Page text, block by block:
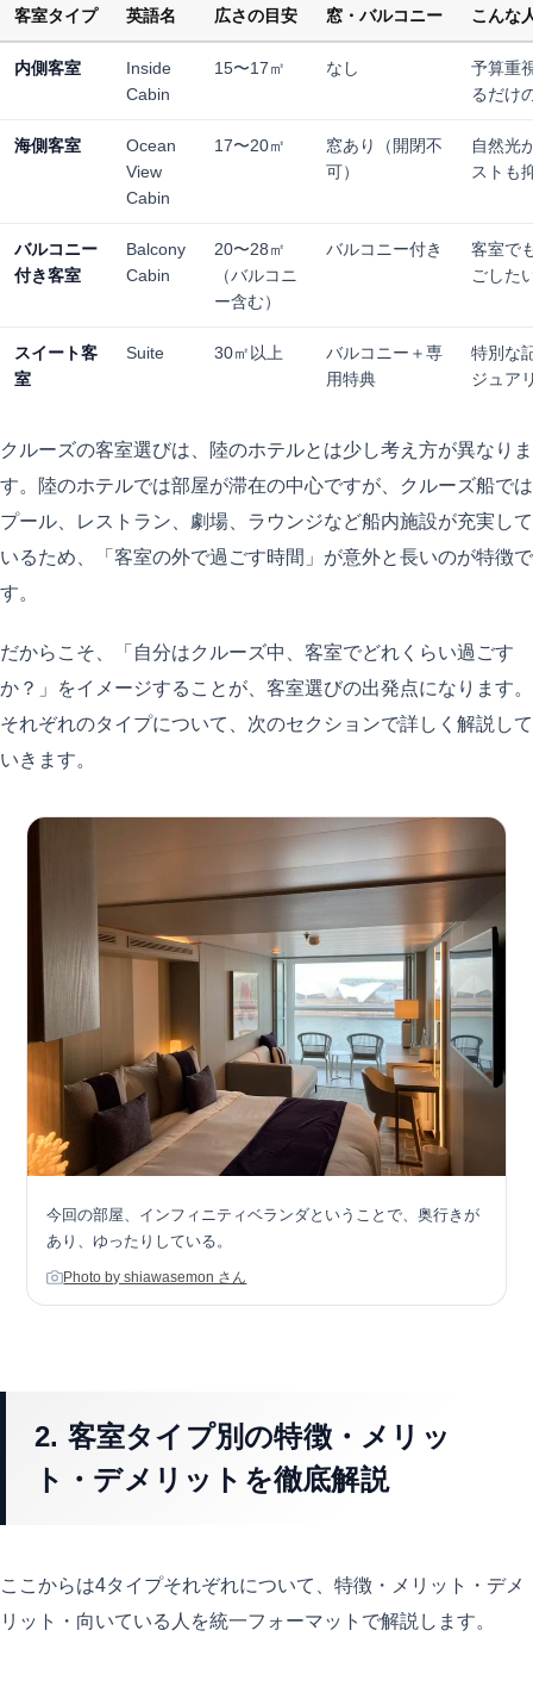
客室タイプ 英語名 広さの目安 窓・バルコニー こんな
内側客室
Inside
Cabin
15〜17㎡ なし
予算重
るだけ
海側客室
Ocean
View
Cabin
17〜20㎡
窓あり（開閉不
可）
自然光
ストも
バルコニー
付き客室
Balcony
Cabin
20〜28㎡
（バルコニ
ー含む）
バルコニー付き
客室で
ごした
スイート客
室
Suite 30㎡以上
バルコニー＋専
用特典
特別な
ジュア
クルーズの客室選びは、陸のホテルとは少し考え方が異なりま
す。陸のホテルでは部屋が滞在の中心ですが、クルーズ船では
プール、レストラン、劇場、ラウンジなど船内施設が充実して
いるため、「客室の外で過ごす時間」が意外と長いのが特徴で
す。
だからこそ、「自分はクルーズ中、客室でどれくらい過ごす
か？」をイメージすることが、客室選びの出発点になります。
それぞれのタイプについて、次のセクションで詳しく解説して
いきます。
今回の部屋、インフィニティベランダということで、奥行きが
あり、ゆったりしている。
Photo by shiawasemon さん
2. 客室タイプ別の特徴・メリッ
ト・デメリットを徹底解説
ここからは4タイプそれぞれについて、特徴・メリット・デメ
リット・向いている人を統一フォーマットで解説します。